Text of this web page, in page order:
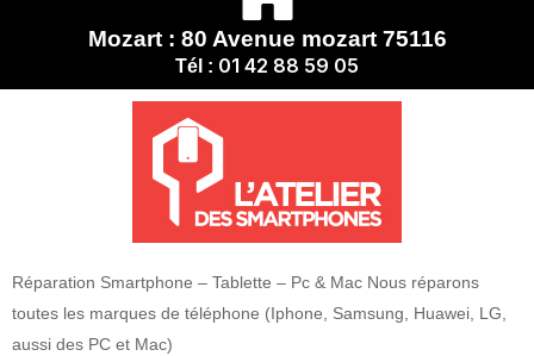
Mozart : 80 Avenue mozart 75116
Tél : 01 42 88 59 05
Réparation Smartphone – Tablette – Pc & Mac Nous réparons
toutes les marques de téléphone (Iphone, Samsung, Huawei, LG,
aussi des PC et Mac)